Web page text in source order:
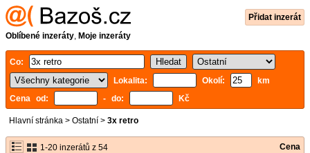
Přidat inzerát
Oblíbené inzeráty, Moje inzeráty
Co:
Lokalita:
Okolí:
km
Cena od:
- do: Kč
Hlavní stránka > Ostatní > 3x retro
1-20 inzerátů z 54 Cena